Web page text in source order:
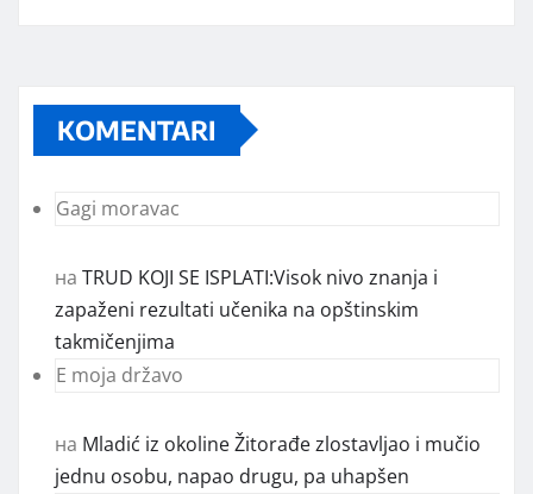
KOMENTARI
Gagi moravac
на TRUD KOJI SE ISPLATI:Visok nivo znanja i
zapaženi rezultati učenika na opštinskim
takmičenjima
E moja državo
на Mladić iz okoline Žitorađe zlostavljao i mučio
jednu osobu, napao drugu, pa uhapšen